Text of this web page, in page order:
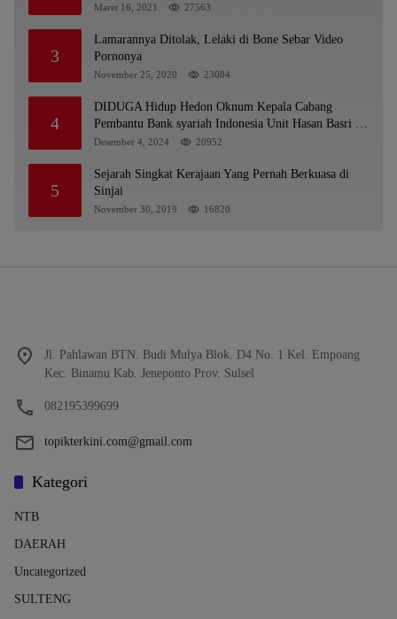
Maret 16, 2021 27563
3
Lamarannya Ditolak, Lelaki di Bone Sebar Video
Pornonya
November 25, 2020 23084
4
DIDUGA Hidup Hedon Oknum Kepala Cabang
Pembantu Bank syariah Indonesia Unit Hasan Basri di
Banjarmasin Tipu Nasabah Prioritasnya Hingga
OJK Kalsel : Bertemu Tanggal 11
Desember 4, 2024 20952
5
Sejarah Singkat Kerajaan Yang Pernah Berkuasa di
Sinjai
November 30, 2019 16820
Jl. Pahlawan BTN. Budi Mulya Blok. D4 No. 1 Kel. Empoang
Kec. Binamu Kab. Jeneponto Prov. Sulsel
082195399699
topikterkini.com@gmail.com
Kategori
NTB
DAERAH
Uncategorized
SULTENG